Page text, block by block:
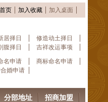
页 加入收藏 加入桌面
居择日
修造动土择日
腹择日
吉祥改运事项
名申请
商标命名申请
婚申请
分部地址 招商加盟